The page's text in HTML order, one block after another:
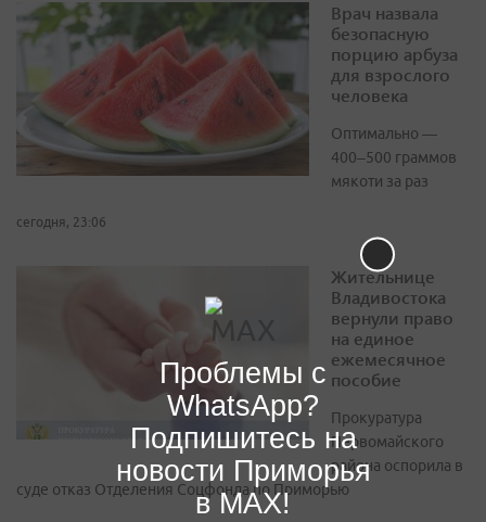
Врач назвала
безопасную
порцию арбуза
для взрослого
человека
Оптимально —
400–500 граммов
мякоти за раз
сегодня, 23:06
Жительнице
Владивостока
вернули право
на единое
ежемесячное
пособие
Прокуратура
Первомайского
района оспорила в
суде отказ Отделения Соцфонда по Приморью
Проблемы с
WhatsApp?
Подпишитесь на
новости Приморья
в MAX!